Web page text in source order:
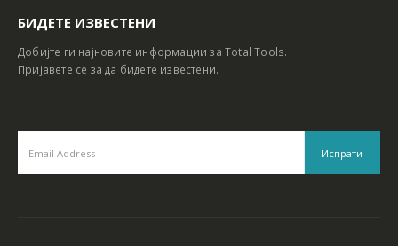
БИДЕТЕ ИЗВЕСТЕНИ
Добијте ги најновите информации за Total Tools.
Пријавете се за да бидете известени.